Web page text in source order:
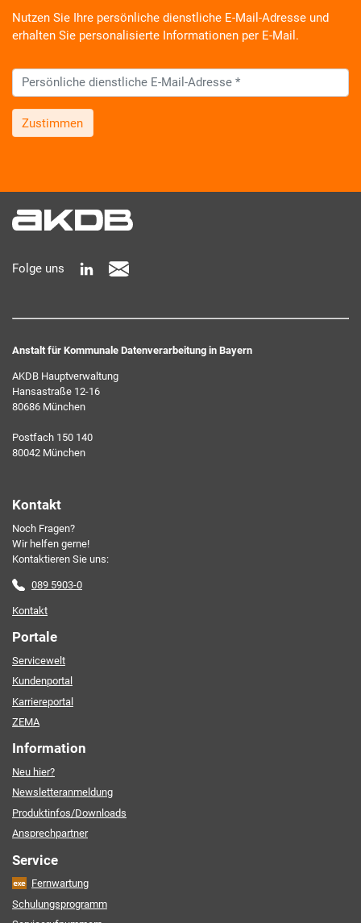
Nutzen Sie Ihre persönliche dienstliche E-Mail-Adresse und
erhalten Sie personalisierte Informationen per E-Mail.
Zustimmen
informativ und selbstverständlich kostenlos. Aber auch
schnell und ressourcenschonend, eben ganz zeitgemäß digital.
widerrufen können.
einverstanden. Detaillierte Informationen zur Verarbeitung
Folge uns
Anstalt für Kommunale Datenverarbeitung in Bayern
AKDB Hauptverwaltung
Hansastraße 12-16
80686 München
Postfach 150 140
80042 München
Kontakt
Noch Fragen?
Wir helfen gerne!
Kontaktieren Sie uns:
089 5903-0
Kontakt
Portale
Servicewelt
Kundenportal
Karriereportal
ZEMA
Information
Neu hier?
Newsletteranmeldung
Produktinfos/Downloads
Ansprechpartner
Service
Fernwartung
Schulungsprogramm